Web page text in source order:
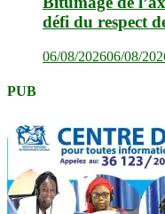
défi du respect
06/08/202606/08/
PUB